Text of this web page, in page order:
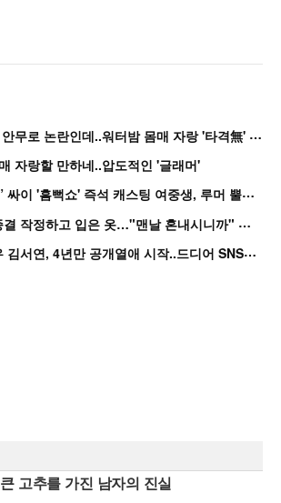
비
비, 성행위 연상 안무로 논란인데..워터밤 몸매 자랑 '타격無' 근황
자랑할 만하네..압도적인 '글래머'
“
연습생 아닙니다” 싸이 '흠뻑쇼' 즉석 캐스팅 여중생, 루머 뿔났다[Oh!쎈 이...
홍
진영, '임신설' 종결 작정하고 입은 옷…"맨날 혼내시니까" 억울
'
흑백' 김도윤♥배우 김서연, 4년만 공개열애 시작..드디어 SNS에 노출 [핫피...